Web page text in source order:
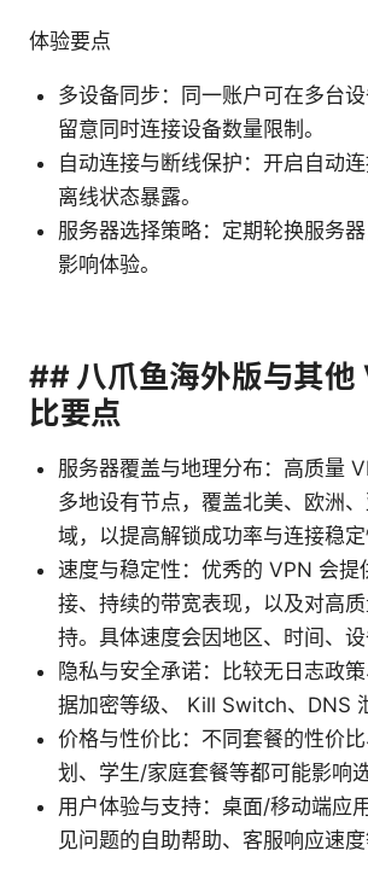
体验要点
多设备同步：同一账户可在多台
留意同时连接设备数量限制。
自动连接与断线保护：开启自动
离线状态暴露。
服务器选择策略：定期轮换服务
影响体验。
## 八爪鱼海外版与其他
比要点
服务器覆盖与地理分布：高质量
多地设有节点，覆盖北美、欧洲
域，以提高解锁成功率与连接稳定
速度与稳定性：优秀的 VPN 会提
接、持续的带宽表现，以及对高
持。具体速度会因地区、时间、设
隐私与安全承诺：比较无日志政
据加密等级、 Kill Switch、DNS
价格与性价比：不同套餐的性价
划、学生/家庭套餐等都可能影响选
用户体验与支持：桌面/移动端应
见问题的自助帮助、客服响应速度